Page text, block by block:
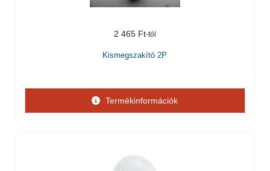
2 465 Ft
Kismegszakító 2P
Termékinformációk